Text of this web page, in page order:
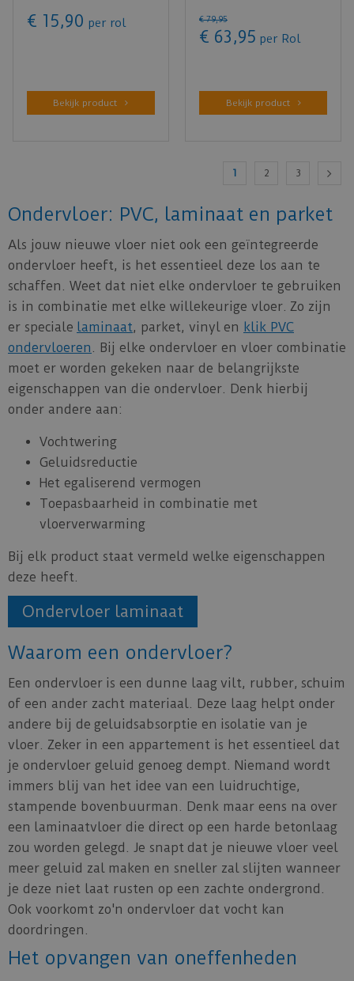
€ 15,90 per rol
Bekijk product
€ 79,95
€ 63 ,95 per Rol
Bekijk product
1 2 3
Ondervloer: PVC, laminaat en parket
Als jouw nieuwe vloer niet ook een geïntegreerde
ondervloer heeft, is het essentieel deze los aan te
schaffen. Weet dat niet elke ondervloer te gebruiken
is in combinatie met elke willekeurige vloer. Zo zijn
er speciale laminaat, parket, vinyl en klik PVC
ondervloeren . Bij elke ondervloer en vloer combinatie
moet er worden gekeken naar de belangrijkste
eigenschappen van die ondervloer. Denk hierbij
onder andere aan:
Vochtwering
Geluidsreductie
Het egaliserend vermogen
Toepasbaarheid in combinatie met
vloerverwarming
Bij elk product staat vermeld welke eigenschappen
deze heeft.
Ondervloer laminaat
Waarom een ondervloer?
Een ondervloer is een dunne laag vilt, rubber, schuim
of een ander zacht materiaal. Deze laag helpt onder
andere bij de geluidsabsorptie en isolatie van je
vloer. Zeker in een appartement is het essentieel dat
je ondervloer geluid genoeg dempt. Niemand wordt
immers blij van het idee van een luidruchtige,
stampende bovenbuurman. Denk maar eens na over
een laminaatvloer die direct op een harde betonlaag
zou worden gelegd. Je snapt dat je nieuwe vloer veel
meer geluid zal maken en sneller zal slijten wanneer
je deze niet laat rusten op een zachte ondergrond.
Ook voorkomt zo'n ondervloer dat vocht kan
doordringen.
Het opvangen van oneffenheden